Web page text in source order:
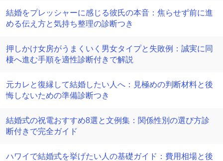
結婚をプレッシャーに感じる彼氏の本音：焦らせず前に進
める伝え方と気持ち整理の診断つき
押しかけ女房がうまくいく男女タイプと失敗例：誠実に同
棲へ進む手順を適性診断付きで解説
元カレと復縁して結婚したい人へ：見極めの判断材料と後
悔しないための準備診断つき
結婚式の祝電おすすめ8選と文例集：関係性別の選び方診
断付きで完全ガイド
ハワイで結婚式を挙げたい人の基礎ガイド：費用相場と後